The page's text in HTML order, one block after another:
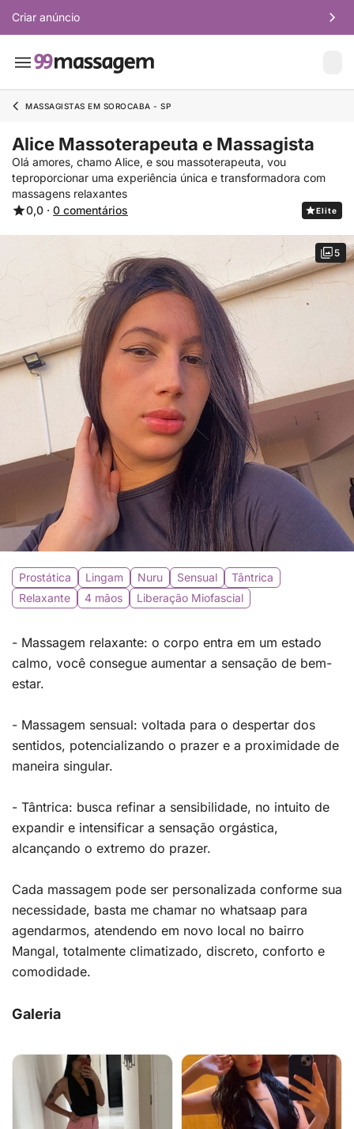
Criar anúncio
MASSAGISTAS EM SOROCABA - SP
Alice Massoterapeuta e Massagista
Olá amores, chamo Alice, e sou massoterapeuta, vou
teproporcionar uma experiência única e transformadora com
massagens relaxantes
0,0 · 0 comentários Elite
5
Prostática Lingam Nuru Sensual
Tântrica
Relaxante
4 mãos Liberação Miofascial
- Massagem relaxante: o corpo entra em um estado
calmo, você consegue aumentar a sensação de bem-
estar.
- Massagem sensual: voltada para o despertar dos
sentidos, potencializando o prazer e a proximidade de
maneira singular.
- Tântrica: busca refinar a sensibilidade, no intuito de
expandir e intensificar a sensação orgástica,
alcançando o extremo do prazer.
Cada massagem pode ser personalizada conforme sua
necessidade, basta me chamar no whatsaap para
agendarmos, atendendo em novo local no bairro
Mangal, totalmente climatizado, discreto, conforto e
comodidade.
Galeria